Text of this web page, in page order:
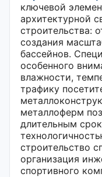
ключевой
архитектурной
строительства:
создания
бассейнов.
особенного
влажности,
трафику
металлоферм
длительным
строительство
организация
спортивного